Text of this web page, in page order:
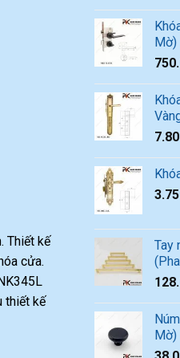
Thiết kế
cửa.
thiết kế
Mờ)
Tay
Mờ)